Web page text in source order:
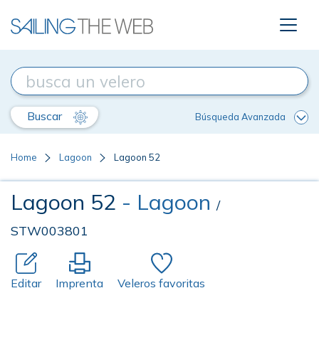
Buscar Búsqueda Avanzada
Home Lagoon Lagoon 52
Lagoon 52 - Lagoon /
STW003801
Editar Imprenta Veleros favoritas